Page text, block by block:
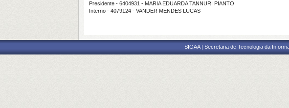
Presidente - 6404931 - MARIA EDUARDA TANNURI PIANTO
Interno - 4079124 - VANDER MENDES LUCAS
SIGAA | Secretaria de Tecnologia da